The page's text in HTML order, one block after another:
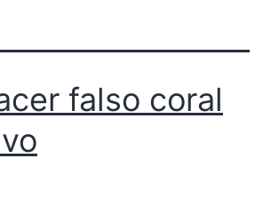
falso coral